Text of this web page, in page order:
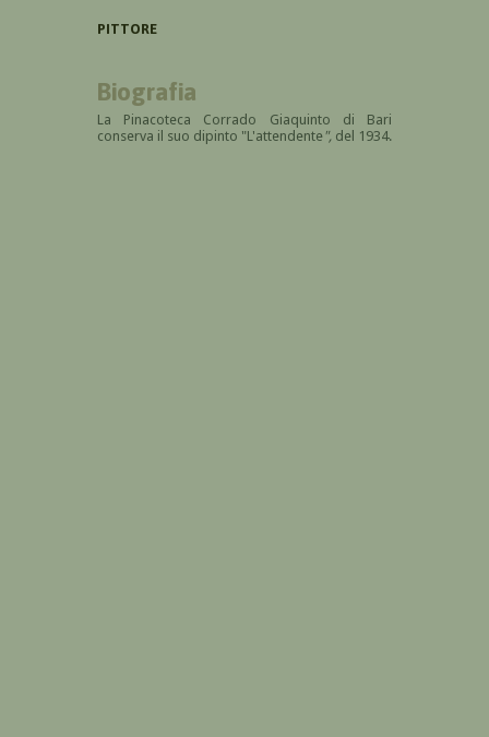
PITTORE
Biografia
La Pinacoteca Corrado Giaquinto di Bari
conserva il suo dipinto "L'attendente", del 1934.